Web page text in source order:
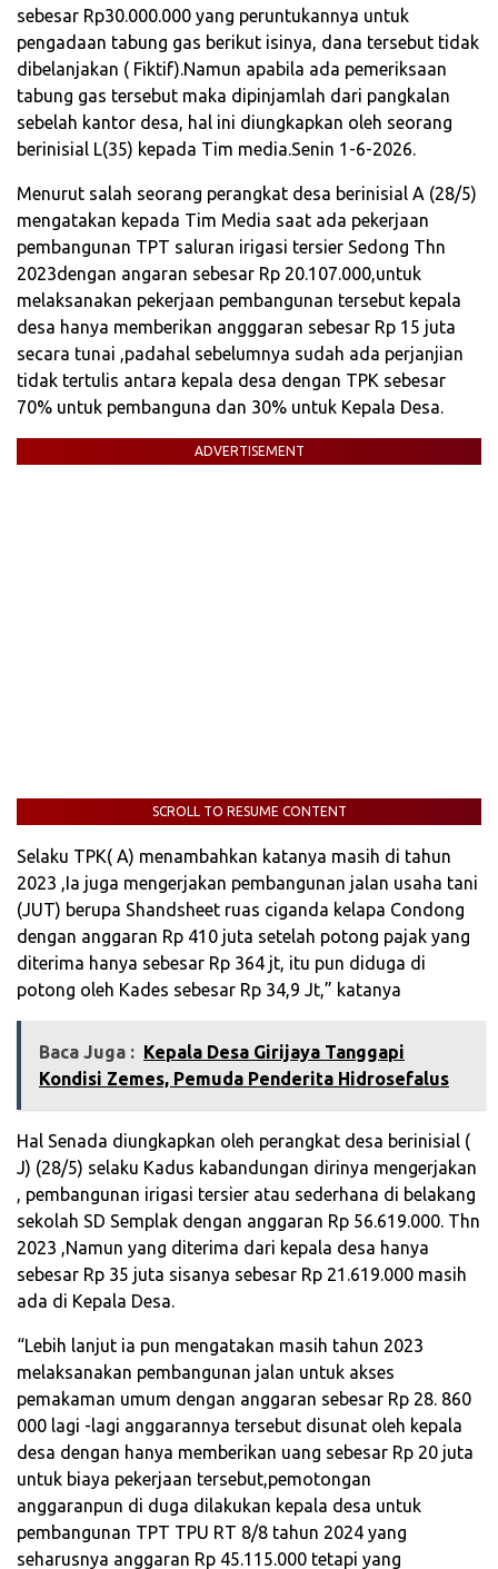
sebesar Rp30.000.000 yang peruntukannya untuk
pengadaan tabung gas berikut isinya, dana tersebut tidak
dibelanjakan ( Fiktif).Namun apabila ada pemeriksaan
tabung gas tersebut maka dipinjamlah dari pangkalan
sebelah kantor desa, hal ini diungkapkan oleh seorang
berinisial L(35) kepada Tim media.Senin 1-6-2026.
Menurut salah seorang perangkat desa berinisial A (28/5)
mengatakan kepada Tim Media saat ada pekerjaan
pembangunan TPT saluran irigasi tersier Sedong Thn
2023dengan angaran sebesar Rp 20.107.000,untuk
melaksanakan pekerjaan pembangunan tersebut kepala
desa hanya memberikan angggaran sebesar Rp 15 juta
secara tunai ,padahal sebelumnya sudah ada perjanjian
tidak tertulis antara kepala desa dengan TPK sebesar
70% untuk pembanguna dan 30% untuk Kepala Desa.
ADVERTISEMENT
SCROLL TO RESUME CONTENT
Selaku TPK( A) menambahkan katanya masih di tahun
2023 ,Ia juga mengerjakan pembangunan jalan usaha tani
(JUT) berupa Shandsheet ruas ciganda kelapa Condong
dengan anggaran Rp 410 juta setelah potong pajak yang
diterima hanya sebesar Rp 364 jt, itu pun diduga di
potong oleh Kades sebesar Rp 34,9 Jt,” katanya
Baca Juga : Kepala Desa Girijaya Tanggapi
Kondisi Zemes, Pemuda Penderita Hidrosefalus
Hal Senada diungkapkan oleh perangkat desa berinisial (
J) (28/5) selaku Kadus kabandungan dirinya mengerjakan
, pembangunan irigasi tersier atau sederhana di belakang
sekolah SD Semplak dengan anggaran Rp 56.619.000. Thn
2023 ,Namun yang diterima dari kepala desa hanya
sebesar Rp 35 juta sisanya sebesar Rp 21.619.000 masih
ada di Kepala Desa.
“Lebih lanjut ia pun mengatakan masih tahun 2023
melaksanakan pembangunan jalan untuk akses
pemakaman umum dengan anggaran sebesar Rp 28. 860
000 lagi -lagi anggarannya tersebut disunat oleh kepala
desa dengan hanya memberikan uang sebesar Rp 20 juta
untuk biaya pekerjaan tersebut,pemotongan
anggaranpun di duga dilakukan kepala desa untuk
pembangunan TPT TPU RT 8/8 tahun 2024 yang
seharusnya anggaran Rp 45.115.000 tetapi yang